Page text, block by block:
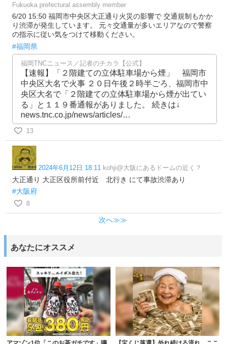
Fukuoka prefectural assembly member
6/20 15:50 福岡市中央区大正通り火災の影響で 交通規制もかか
り渋滞が発生しています。 元々交通量が多いエリアなので警察
の指示に従い気をつけて移動ください。
#福岡県
福岡TNCニュース／記者のチカラ【公式】
【速報】「２階建ての立体駐車場から煙」 福岡市
中央区大名で火事 ２０日午後２時半ごろ、福岡市中
央区大名で「２階建ての立体駐車場から煙が出てい
る」と１１９番通報がありました。 続きは↓
news.tnc.co.jp/news/articles/…
13
2024年6月12日 18:11 kohji@大阪にあるドームの近く？
大正通り 大正区役所前付近 北行き にて事故渋滞あり
#大阪府
8
次へ≫≫
あなたにオススメ